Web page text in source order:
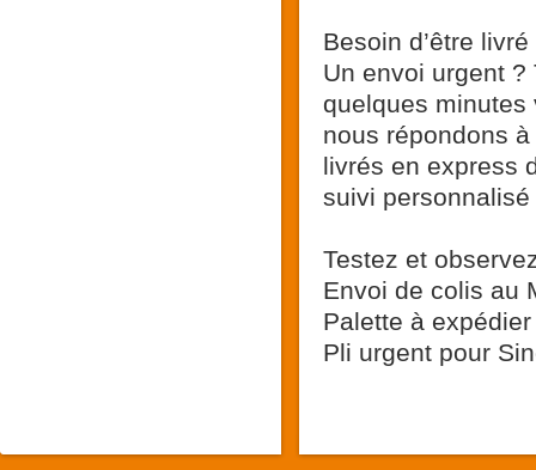
Besoin d’être
Un envoi urgent ?
quelques minutes
nous répondons
livrés en express
suivi personnalisé
Testez et
Envoi de colis au
Palette à
Pli urgent pour